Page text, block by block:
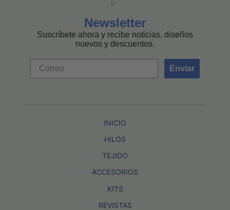
Newsletter
Suscríbete ahora y recibe noticias, diseños
nuevos y descuentos.
Enviar
INICIO
HILOS
TEJIDO
ACCESORIOS
KITS
REVISTAS